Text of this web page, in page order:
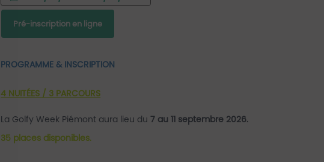
Pré-inscription en ligne
PROGRAMME & INSCRIPTION
4 NUITÉES / 3 PARCOURS
La Golfy Week Piémont aura lieu du7 au 11 septembre 2026.
35 places disponibles.